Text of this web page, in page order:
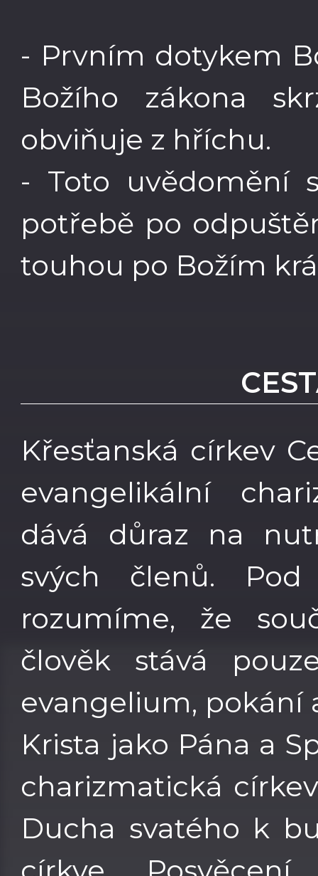
- Prvním dotykem
Božího zákona
obviňuje z hříchu.
- Toto uvědomění
potřebě po
touhou po Božím
Křesťanská církev
evangelikální
dává důraz na
svých členů. Pod
rozumíme, že
člověk stává
evangelium, pokání
Krista jako Pána a
charizmatická
Ducha svatého k